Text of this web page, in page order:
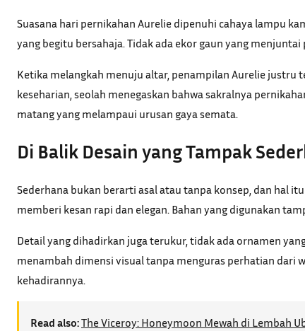
Suasana hari pernikahan Aurelie dipenuhi cahaya lampu
yang begitu bersahaja. Tidak ada ekor gaun yang
Ketika melangkah menuju altar, penampilan Aurelie justru
keseharian, seolah menegaskan bahwa sakralnya
matang yang melampaui urusan gaya semata.
Di Balik Desain yang Tampak
Sederhana bukan berarti asal atau tanpa konsep, dan hal
memberi kesan rapi dan elegan. Bahan yang digunakan
Detail yang dihadirkan juga terukur, tidak ada ornamen
menambah dimensi visual tanpa menguras perhatian dari
kehadirannya.
Read also:The Viceroy: Honeymoon Mewah di Lembah